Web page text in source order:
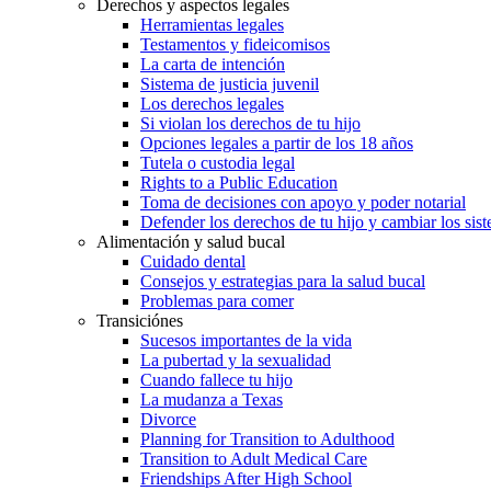
Derechos y aspectos legales
Herramientas legales
Testamentos y fideicomisos
La carta de intención
Sistema de justicia juvenil
Los derechos legales
Si violan los derechos de tu hijo
Opciones legales a partir de los 18 años
Tutela o custodia legal
Rights to a Public Education
Toma de decisiones con apoyo y poder notarial
Defender los derechos de tu hijo y cambiar los
Alimentación y salud bucal
Cuidado dental
Consejos y estrategias para la salud bucal
Problemas para comer
Transiciónes
Sucesos importantes de la vida
La pubertad y la sexualidad
Cuando fallece tu hijo
La mudanza a Texas
Divorce
Planning for Transition to Adulthood
Transition to Adult Medical Care
Friendships After High School